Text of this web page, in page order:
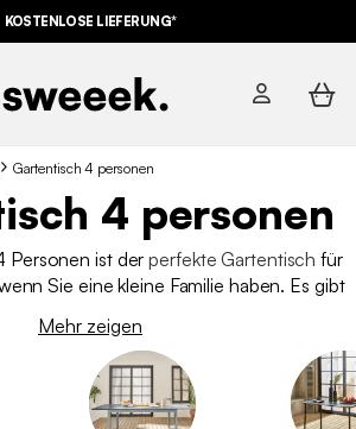
KOSTENLOSE LIEFERUNG*
Gartentisch 4 personen
4 personen
Personen ist derperfekte Gartentisch für
Sie eine kleine Familie haben. Es gibt
zu genießen! Mit einem 4-Sitzer-
Sie glückliche, gesellige Momente mit
bei einem guten Essen, bei einem
einfach nur beim Plaudern!
Mehr zeigen